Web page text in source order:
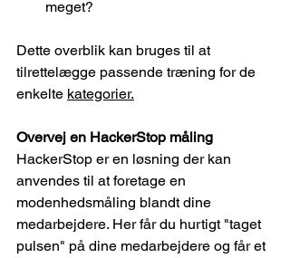
meget?
Dette overblik kan bruges til at
tilrettelægge passende træning for de
enkelte kategorier.
Overvej en HackerStop måling
HackerStop er en løsning der kan
anvendes til at foretage en
modenhedsmåling blandt dine
medarbejdere. Her får du hurtigt "taget
pulsen" på dine medarbejdere og får et